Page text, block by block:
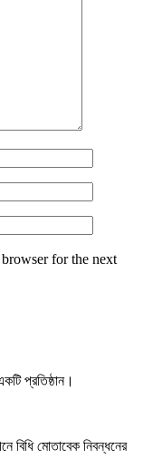
for the next
প্রতিষ্ঠান।
বিধি মোতাবেক নিবন্ধনের